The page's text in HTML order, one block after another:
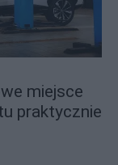
miejsce
praktycznie